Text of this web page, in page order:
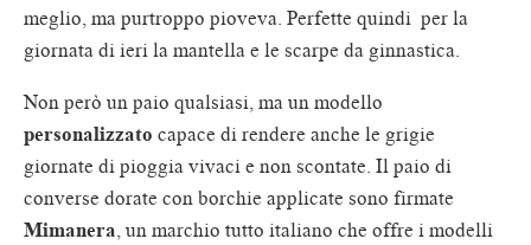
meglio, ma purtroppo pioveva. Perfette quindi per la
giornata di ieri la mantella e le scarpe da ginnastica.
Non però un paio qualsiasi, ma un modello
personalizzato capace di rendere anche le grigie
giornate di pioggia vivaci e non scontate. Il paio di
converse dorate con borchie applicate sono firmate
Mimanera, un marchio tutto italiano che offre i modelli